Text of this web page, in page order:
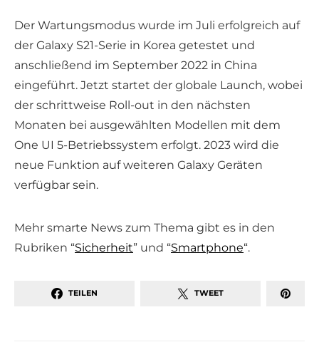
Der Wartungsmodus wurde im Juli erfolgreich auf
der Galaxy S21-Serie in Korea getestet und
anschließend im September 2022 in China
eingeführt. Jetzt startet der globale Launch, wobei
der schrittweise Roll-out in den nächsten
Monaten bei ausgewählten Modellen mit dem
One UI 5-Betriebssystem erfolgt. 2023 wird die
neue Funktion auf weiteren Galaxy Geräten
verfügbar sein.
Mehr smarte News zum Thema gibt es in den
Rubriken “Sicherheit” und “Smartphone“.
TEILEN TWEET